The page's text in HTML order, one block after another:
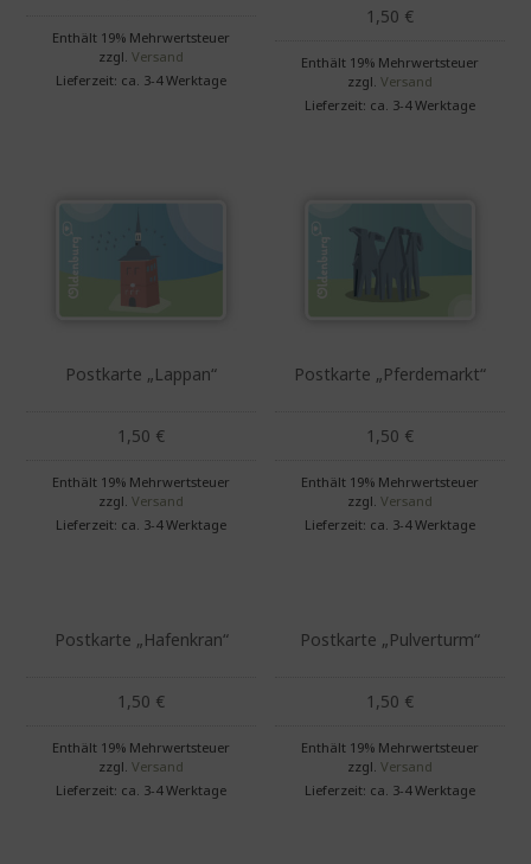
Enthält 19% Mehrwertsteuer
zzgl.Versand
Lieferzeit: ca. 3-4 Werktage
1,50 €
Enthält 19% Mehrwertsteuer
zzgl. Versand
Lieferzeit: ca. 3-4 Werktage
Postkarte „Lappan“
1,50 €
Enthält 19% Mehrwertsteuer
zzgl.Versand
Lieferzeit: ca. 3-4 Werktage
Postkarte „Pferdemarkt“
1,50 €
Enthält 19% Mehrwertsteuer
zzgl. Versand
Lieferzeit: ca. 3-4 Werktage
Postkarte „Hafenkran“
1,50 €
Enthält 19% Mehrwertsteuer
zzgl.Versand
Lieferzeit: ca. 3-4 Werktage
Postkarte „Pulverturm“
1,50 €
Enthält 19% Mehrwertsteuer
zzgl. Versand
Lieferzeit: ca. 3-4 Werktage